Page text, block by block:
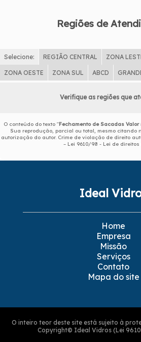
Regiões de
Selecione: REGIÃO CENTRAL ZONA
ZONA OESTE ZONA SUL ABCD
Verifique as regiões que
O conteúdo do texto "Fechamento de Sacadas Valor
Sua reprodução, parcial ou total, mesmo citando
autorização do autor. Crime de violação de direito
– Lei 9610/98 - Lei de
Ideal
Home
Empresa
Missão
Serviços
Contato
Mapa do site
O inteiro teor deste site está sujeito à
Copyright© Ideal Vidros (Lei